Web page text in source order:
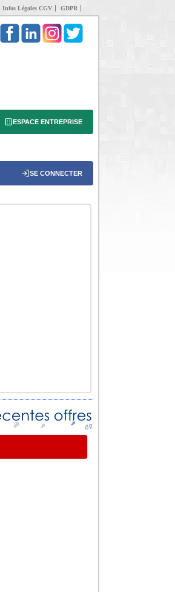
Infos Légales CGV GDPR
ESPACE ENTREPRISE
SE CONNECTER